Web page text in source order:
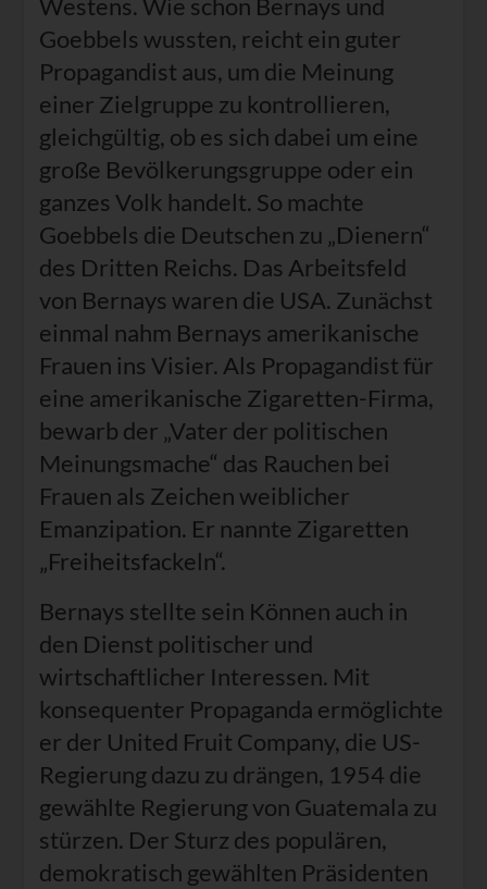
Westens. Wie schon Bernays und
Goebbels wussten, reicht ein guter
Propagandist aus, um die Meinung
einer Zielgruppe zu kontrollieren,
gleichgültig, ob es sich dabei um eine
große Bevölkerungsgruppe oder ein
ganzes Volk handelt. So machte
Goebbels die Deutschen zu „Dienern“
des Dritten Reichs. Das Arbeitsfeld
von Bernays waren die USA. Zunächst
einmal nahm Bernays amerikanische
Frauen ins Visier. Als Propagandist für
eine amerikanische Zigaretten-Firma,
bewarb der „Vater der politischen
Meinungsmache“ das Rauchen bei
Frauen als Zeichen weiblicher
Emanzipation. Er nannte Zigaretten
„Freiheitsfackeln“.
Bernays stellte sein Können auch in
den Dienst politischer und
wirtschaftlicher Interessen. Mit
konsequenter Propaganda ermöglichte
er der United Fruit Company, die US-
Regierung dazu zu drängen, 1954 die
gewählte Regierung von Guatemala zu
stürzen. Der Sturz des populären,
demokratisch gewählten Präsidenten